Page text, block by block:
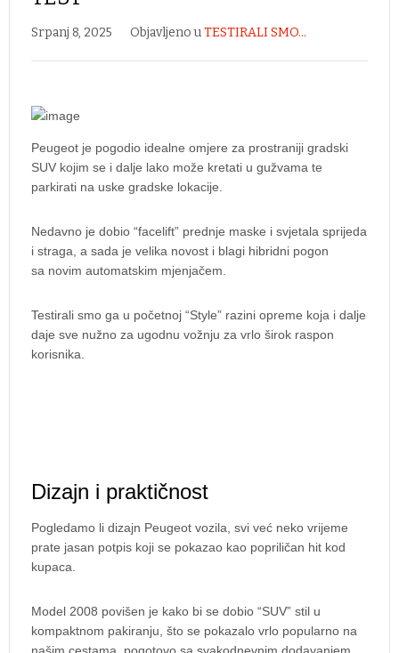
Srpanj 8, 2025 Objavljeno uTESTIRALI SMO...
Peugeot je pogodio idealne omjere za prostraniji gradski
SUV kojim se i dalje lako može kretati u gužvama te
parkirati na uske gradske lokacije.
Nedavno je dobio “facelift” prednje maske i svjetala sprijeda
i straga, a sada je velika novost i blagi hibridni pogon
sa novim automatskim mjenjačem.
Testirali smo ga u početnoj “Style” razini opreme koja i dalje
daje sve nužno za ugodnu vožnju za vrlo širok raspon
korisnika.
Dizajn i praktičnost
Pogledamo li dizajn Peugeot vozila, svi već neko vrijeme
prate jasan potpis koji se pokazao kao popriličan hit kod
kupaca.
Model 2008 povišen je kako bi se dobio “SUV” stil u
kompaktnom pakiranju, što se pokazalo vrlo popularno na